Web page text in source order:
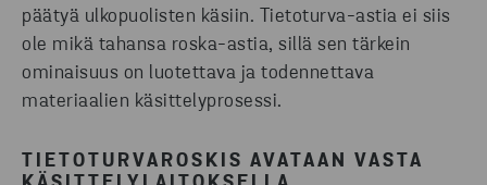
päätyä ulkopuolisten käsiin. Tietoturva-astia ei siis
ole mikä tahansa roska-astia, sillä sen tärkein
ominaisuus on luotettava ja todennettava
materiaalien käsittelyprosessi.
TIETOTURVAROSKIS AVATAAN VASTA